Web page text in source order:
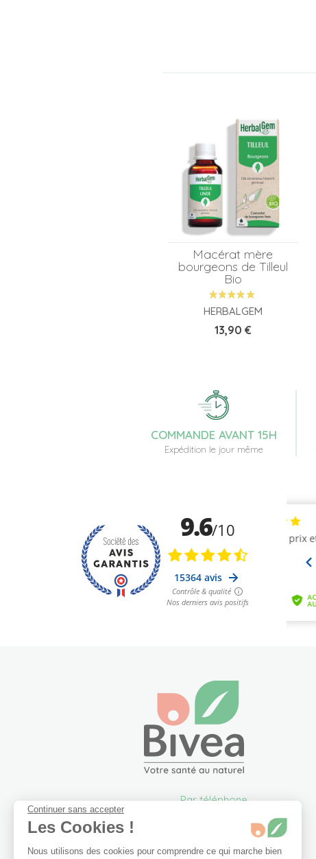
Macérat mère
bourgeons de Tilleul
Bio
HERBALGEM
Prix
13,90 €
COMMANDE AVANT 15H
Expédition le jour même
Par téléphone
info@bivea.com
6 rue du Solarium
Continuer sans accepter
Les Cookies !
Nous utilisons des cookies pour comprendre ce qui marche bien